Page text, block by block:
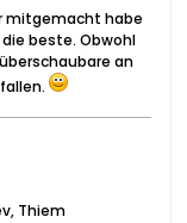
mitgemacht habe
beste. Obwohl
an
Thiem